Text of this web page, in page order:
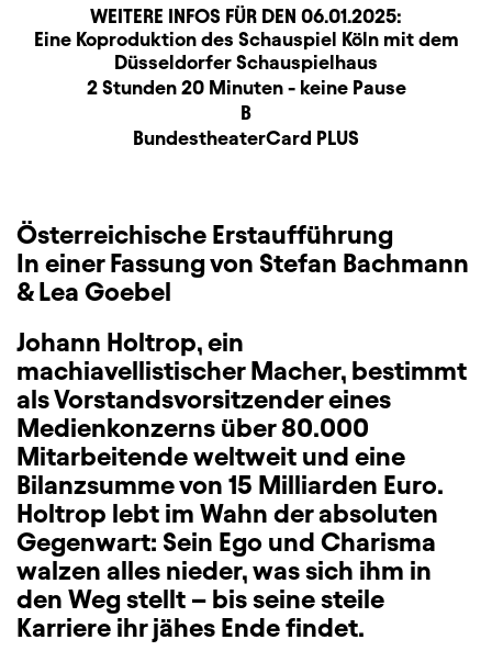
WEITERE INFOS FÜR DEN 06.01.2025:
BeschreibungInformation
Produktionspartner
Eine Koproduktion des Schauspiel Köln mit dem
Düsseldorfer Schauspielhaus
Dauer und Pausen
2 Stunden 20 Minuten - keine Pause
B
ZusatzinformationBundestheaterCard PLUS
Österreichische Erstaufführung
In einer Fassung von Stefan Bachmann
& Lea Goebel
Johann Holtrop, ein
machiavellistischer Macher, bestimmt
als Vorstandsvorsitzender eines
Medienkonzerns über 80.000
Mitarbeitende weltweit und eine
Bilanzsumme von 15 Milliarden Euro.
Holtrop lebt im Wahn der absoluten
Gegenwart: Sein Ego und Charisma
walzen alles nieder, was sich ihm in
den Weg stellt – bis seine steile
Karriere ihr jähes Ende findet.